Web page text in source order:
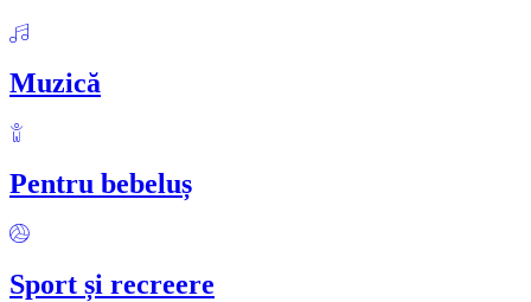
Muzică
Pentru bebeluș
Sport și recreere